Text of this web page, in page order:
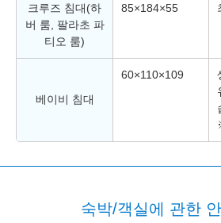
크루즈 침대(하
버 룸, 팔라초 파
티오 룸)
85×184×55
베이비 침대
60×110×109
숙박/객실에 관한